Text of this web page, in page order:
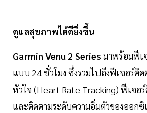
ดูแลสุขภาพได้ดียิ่งขึ้น
Garmin Venu 2 Series มาพร้อมฟีเ
แบบ 24 ชั่วโมง ซึ่งรวมไปถึงฟีเจอร์ติด
หัวใจ (Heart Rate Tracking) ฟีเจอ
และติดตามระดับความอิ่มตัวของออกซิ